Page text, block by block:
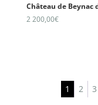
Château de Beynac
2 200,00€
1 2 3